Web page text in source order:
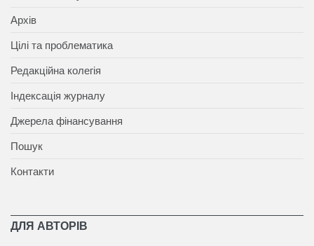
Архів
Цілі та проблематика
Редакційна колегія
Індексація журналу
Джерела фінансування
Пошук
Контакти
ДЛЯ АВТОРІВ